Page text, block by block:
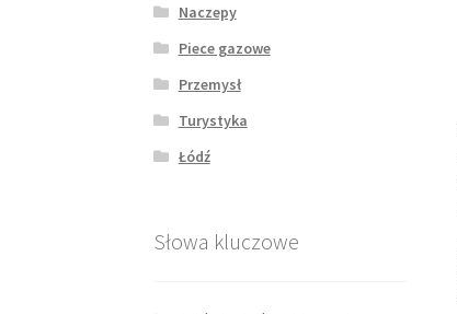
Naczepy
Piece gazowe
Przemysł
Turystyka
Łódź
Słowa kluczowe